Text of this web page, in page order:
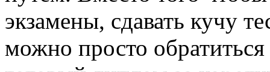
экзамены, сдавать кучу
можно просто